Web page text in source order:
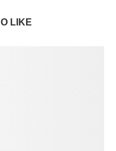
LIKE